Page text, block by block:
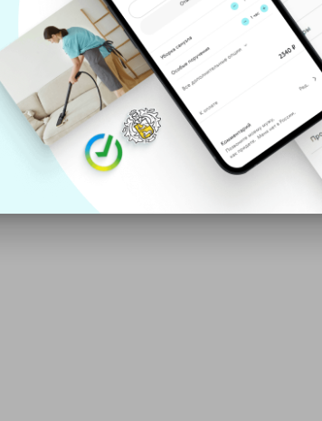
аппарат для химчистки и многое